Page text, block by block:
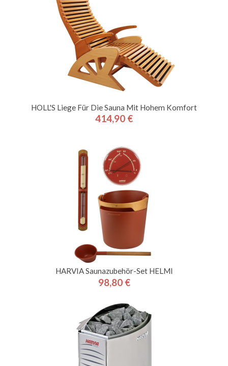
HOLL'S Liege Für Die Sauna Mit Hohem Komfort
Preis
414,90 €
HARVIA Saunazubehör-Set HELMI
Preis
98,80 €